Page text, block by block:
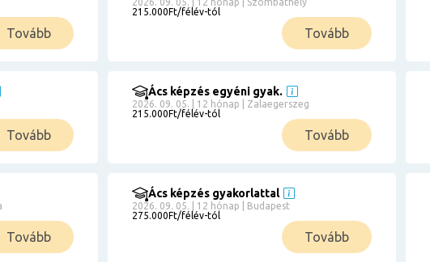
Tovább
215.000Ft/félév-tól
Tovább
Tovább
Ács képzés egyéni gyak.
2026. 09. 05. | 12 hónap | Zalaegerszeg
215.000Ft/félév-tól
Tovább
Tovább
Ács képzés gyakorlattal
2026. 09. 05. | 12 hónap | Budapest
275.000Ft/félév-tól
Tovább